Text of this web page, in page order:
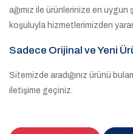
ağımız ile ürünlerinize en
koşuluyla hizmetlerimizden
Sadece Orijinal ve Yeni
Sitemizde aradığınız ürünü
iletişime geçiniz.